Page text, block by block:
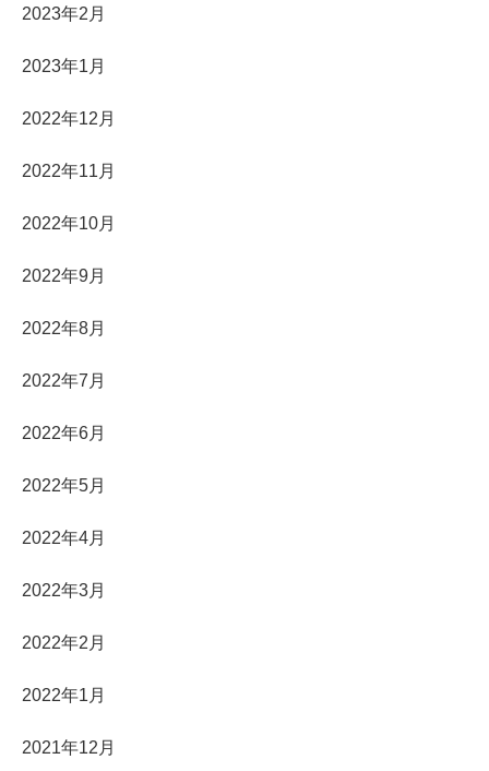
2023年2月
2023年1月
2022年12月
2022年11月
2022年10月
2022年9月
2022年8月
2022年7月
2022年6月
2022年5月
2022年4月
2022年3月
2022年2月
2022年1月
2021年12月